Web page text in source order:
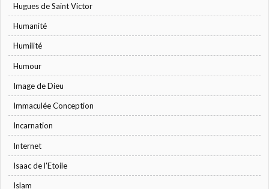
Hugues de Saint Victor
Humanité
Humilité
Humour
Image de Dieu
Immaculée Conception
Incarnation
Internet
Isaac de l'Etoile
Islam